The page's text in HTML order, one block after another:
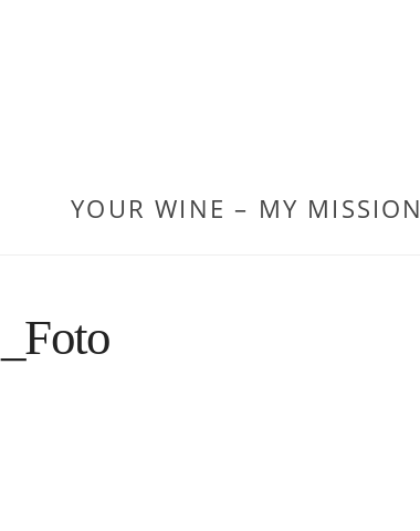
YOUR WINE – MY MISSION